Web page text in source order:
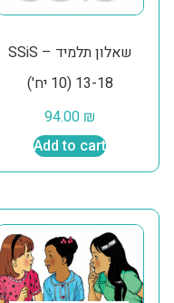
SSiS – שאלון תלמיד
13-18 (10 יח')
94.00 ₪
Add to cart